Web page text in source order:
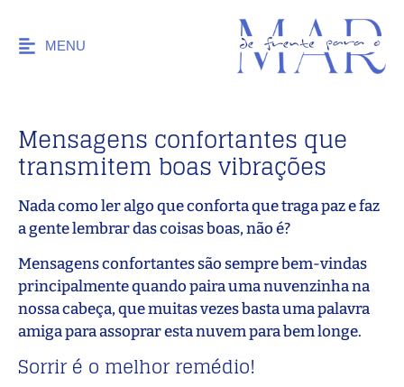
MENU
Mensagens confortantes que
transmitem boas vibrações
Nada como ler algo que conforta que traga paz e faz
a gente lembrar das coisas boas, não é?
Mensagens confortantes são sempre bem-vindas
principalmente quando paira uma nuvenzinha na
nossa cabeça, que muitas vezes basta uma palavra
amiga para assoprar esta nuvem para bem longe.
Sorrir é o melhor remédio!